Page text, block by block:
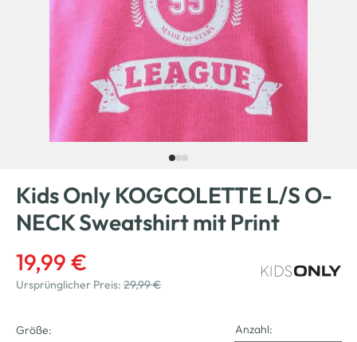
Kids Only KOGCOLETTE L/S O-
NECK Sweatshirt mit Print
19,99 €
Ursprünglicher Preis: 29,99 €
Größe: Anzahl: